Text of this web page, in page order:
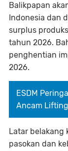
Balikpapan
Indonesia dan
surplus
tahun 2026.
penghentian
2026.
ESDM
Ancam
Latar belakang
pasokan dan